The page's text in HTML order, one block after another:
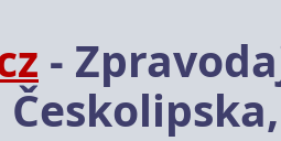
-